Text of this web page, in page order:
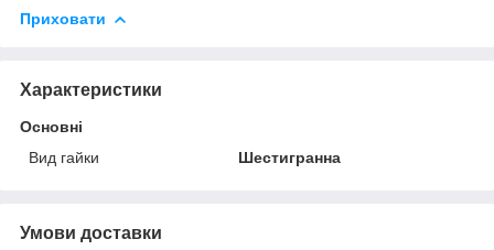
Приховати
Характеристики
Основні
Вид гайки
Шестигранна
Умови доставки